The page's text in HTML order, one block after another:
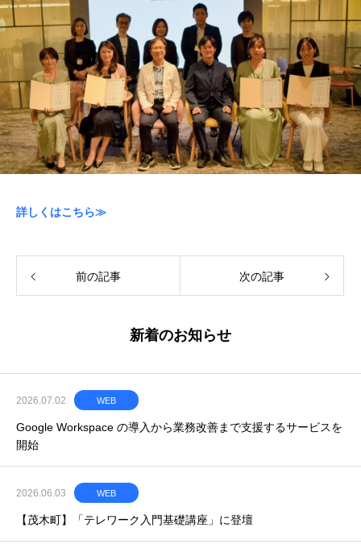
詳しくはこちら≫
前の記事 次の記事
新着のお知らせ
2026.07.02 WEB
Google Workspace の導入から業務改善まで支援するサービスを
開始
2026.06.03 WEB
【茂木町】「テレワーク入門基礎講座」に登壇